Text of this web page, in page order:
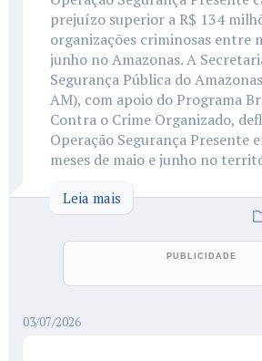
prejuízo superior a R$ 134
organizações criminosas entre
junho no Amazonas. A
Segurança Pública do
AM), com apoio do Programa
Contra o Crime Organizado,
Operação Segurança Presente
meses de maio e junho no
Leia mais
03/07/2026